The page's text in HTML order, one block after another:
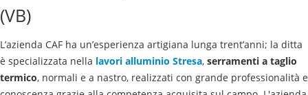
(VB)
L’azienda CAF ha un’esperienza artigiana lunga trent’anni; la ditta
è specializzata nella lavori alluminio Stresa, serramenti a taglio
termico, normali e a nastro, realizzati con grande professionalità e